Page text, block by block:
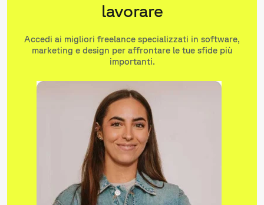
lavorare
Accedi ai migliori freelance specializzati in software,
marketing e design per affrontare le tue sfide più
importanti.